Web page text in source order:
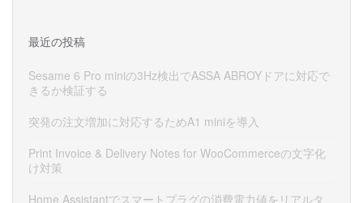
最近の投稿
Sesame 6 Pro miniの3Hz検出でASSA ABROYドアに対応で
きるか検証する
突発の注文増加に対応するためA1 miniを導入
Print Invoice & Delivery Notes for WooCommerceの文字化
け対策
Home Assistantでスマートプラグの消費電力値をリアルタ